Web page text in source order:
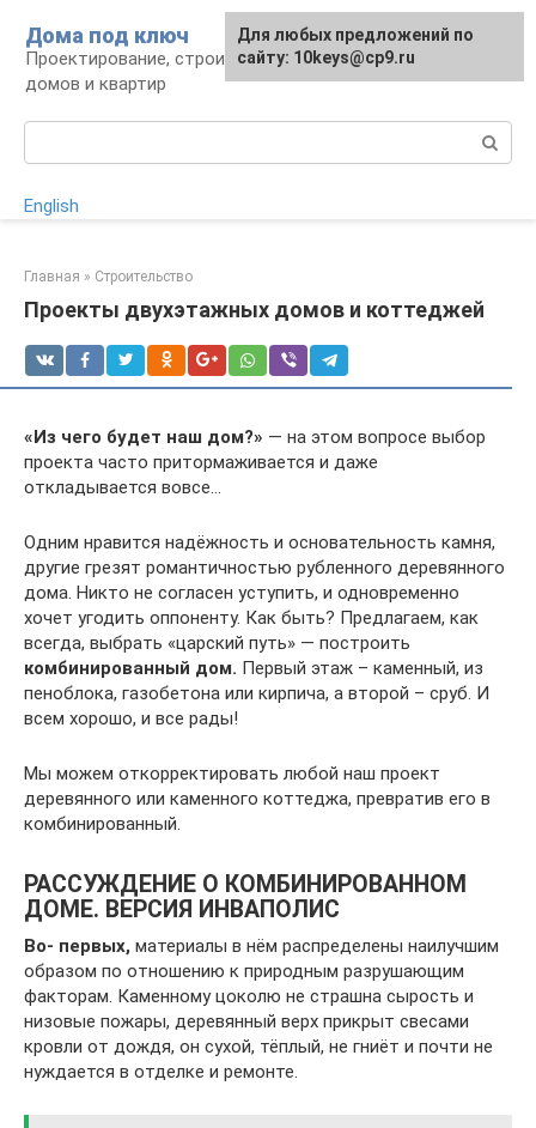
контенту
Дома под ключ
Проектирование, строительство и отделка
домов и квартир
English
Главная » Строительство
Проекты двухэтажных домов и коттеджей
«Из чего будет наш дом?» — на этом вопросе выбор
проекта часто притормаживается и даже
откладывается вовсе…
Одним нравится надёжность и основательность камня,
другие грезят романтичностью рубленного деревянного
дома. Никто не согласен уступить, и одновременно
хочет угодить оппоненту. Как быть? Предлагаем, как
всегда, выбрать «царский путь» — построить
комбинированный дом. Первый этаж – каменный, из
пеноблока, газобетона или кирпича, а второй – сруб. И
всем хорошо, и все рады!
Мы можем откорректировать любой наш проект
деревянного или каменного коттеджа, превратив его в
комбинированный.
РАССУЖДЕНИЕ О КОМБИНИРОВАННОМ
ДОМЕ. ВЕРСИЯ ИНВАПОЛИС
Во- первых, материалы в нём распределены наилучшим
образом по отношению к природным разрушающим
факторам. Каменному цоколю не страшна сырость и
низовые пожары, деревянный верх прикрыт свесами
кровли от дождя, он сухой, тёплый, не гниёт и почти не
нуждается в отделке и ремонте.
Для любых предложений по
сайту: 10keys@cp9.ru